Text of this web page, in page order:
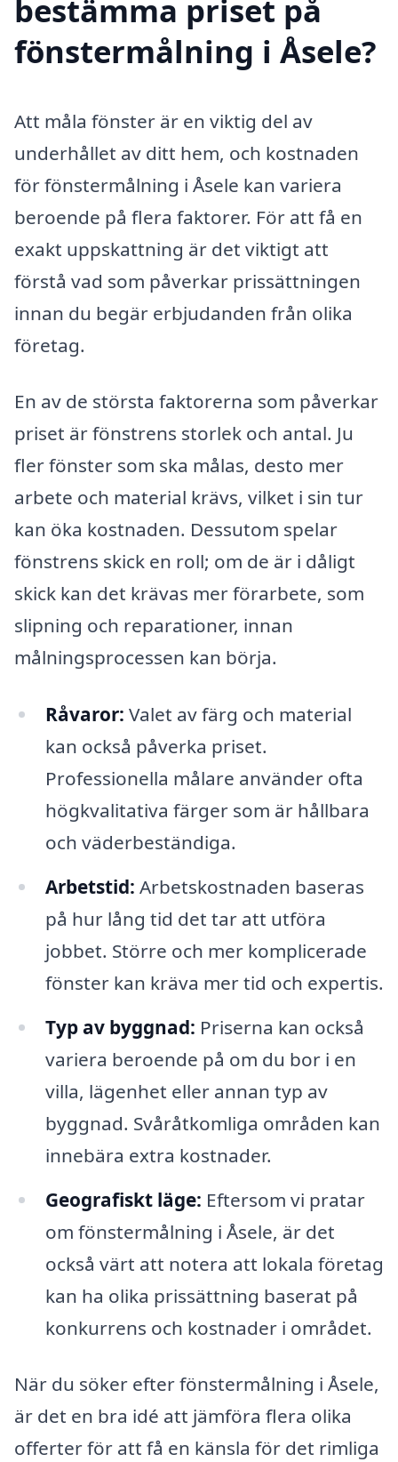
bestämma priset på
fönstermålning i Åsele?
Att måla fönster är en viktig del av
underhållet av ditt hem, och kostnaden
för fönstermålning i Åsele kan variera
beroende på flera faktorer. För att få en
exakt uppskattning är det viktigt att
förstå vad som påverkar prissättningen
innan du begär erbjudanden från olika
företag.
En av de största faktorerna som påverkar
priset är fönstrens storlek och antal. Ju
fler fönster som ska målas, desto mer
arbete och material krävs, vilket i sin tur
kan öka kostnaden. Dessutom spelar
fönstrens skick en roll; om de är i dåligt
skick kan det krävas mer förarbete, som
slipning och reparationer, innan
målningsprocessen kan börja.
Råvaror: Valet av färg och material
kan också påverka priset.
Professionella målare använder ofta
högkvalitativa färger som är hållbara
och väderbeständiga.
Arbetstid: Arbetskostnaden baseras
på hur lång tid det tar att utföra
jobbet. Större och mer komplicerade
fönster kan kräva mer tid och expertis.
Typ av byggnad: Priserna kan också
variera beroende på om du bor i en
villa, lägenhet eller annan typ av
byggnad. Svåråtkomliga områden kan
innebära extra kostnader.
Geografiskt läge: Eftersom vi pratar
om fönstermålning i Åsele, är det
också värt att notera att lokala företag
kan ha olika prissättning baserat på
konkurrens och kostnader i området.
När du söker efter fönstermålning i Åsele,
är det en bra idé att jämföra flera olika
offerter för att få en känsla för det rimliga